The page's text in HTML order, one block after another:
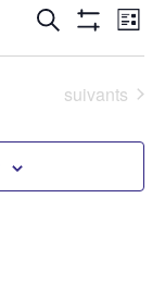
et
de
vues
Recherche
de
Liste
Évènements
suivants